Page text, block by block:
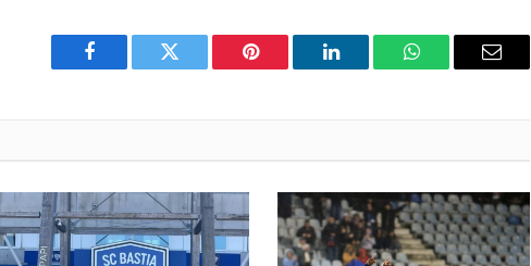
Facebook Twitter Pinterest LinkedIn WhatsAppEmail